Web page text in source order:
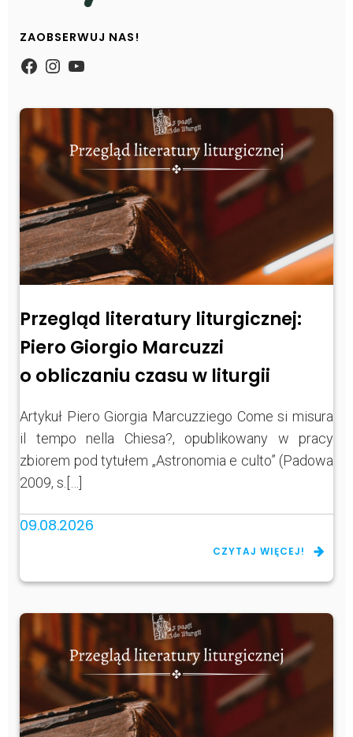
ZAOBSERWUJ NAS!
https://www.facebook.com/
Instagram
YouTube
Przegląd literatury liturgicznej:
Piero Giorgio Marcuzzi
o obliczaniu czasu w liturgii
Artykuł Piero Giorgia Marcuzziego Come si misura
il tempo nella Chiesa?, opublikowany w pracy
zbiorem pod tytułem „Astronomia e culto” (Padowa
2009, s.[…]
09.08.2026
CZYTAJ WIĘCEJ!